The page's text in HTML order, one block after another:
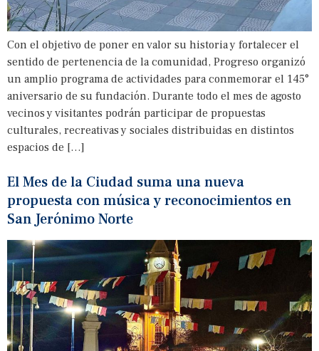
Con el objetivo de poner en valor su historia y fortalecer el
sentido de pertenencia de la comunidad, Progreso organizó
un amplio programa de actividades para conmemorar el 145°
aniversario de su fundación. Durante todo el mes de agosto
vecinos y visitantes podrán participar de propuestas
culturales, recreativas y sociales distribuidas en distintos
espacios de […]
El Mes de la Ciudad suma una nueva
propuesta con música y reconocimientos en
San Jerónimo Norte